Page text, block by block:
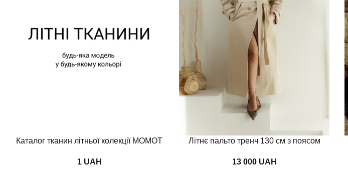
Додати в кошик
Каталог тканин літньої колекції MOMOT
UAH
Переглянути
Літнє пальто тренч 130 см з поясом
UAH